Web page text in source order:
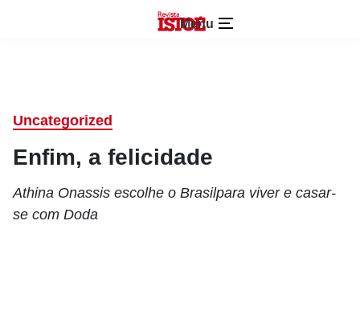
Menu
Uncategorized
Enfim, a felicidade
Athina Onassis escolhe o Brasilpara viver e casar-
se com Doda